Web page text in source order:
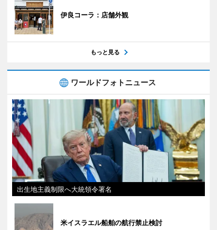
伊良コーラ：店舗外観
もっと見る
ワールドフォトニュース
出生地主義制限へ大統領令署名
米イスラエル船舶の航行禁止検討